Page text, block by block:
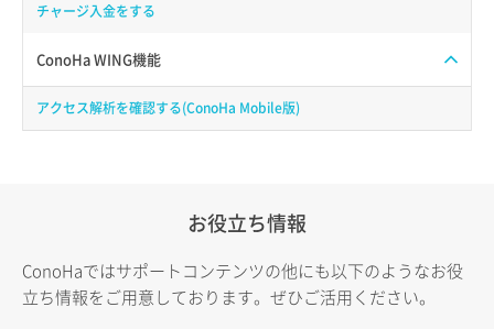
チャージ入金をする
ConoHa WING機能
アクセス解析を確認する(ConoHa Mobile版)
お役立ち情報
ConoHaではサポートコンテンツの他にも以下のようなお役
立ち情報をご用意しております。ぜひご活用ください。